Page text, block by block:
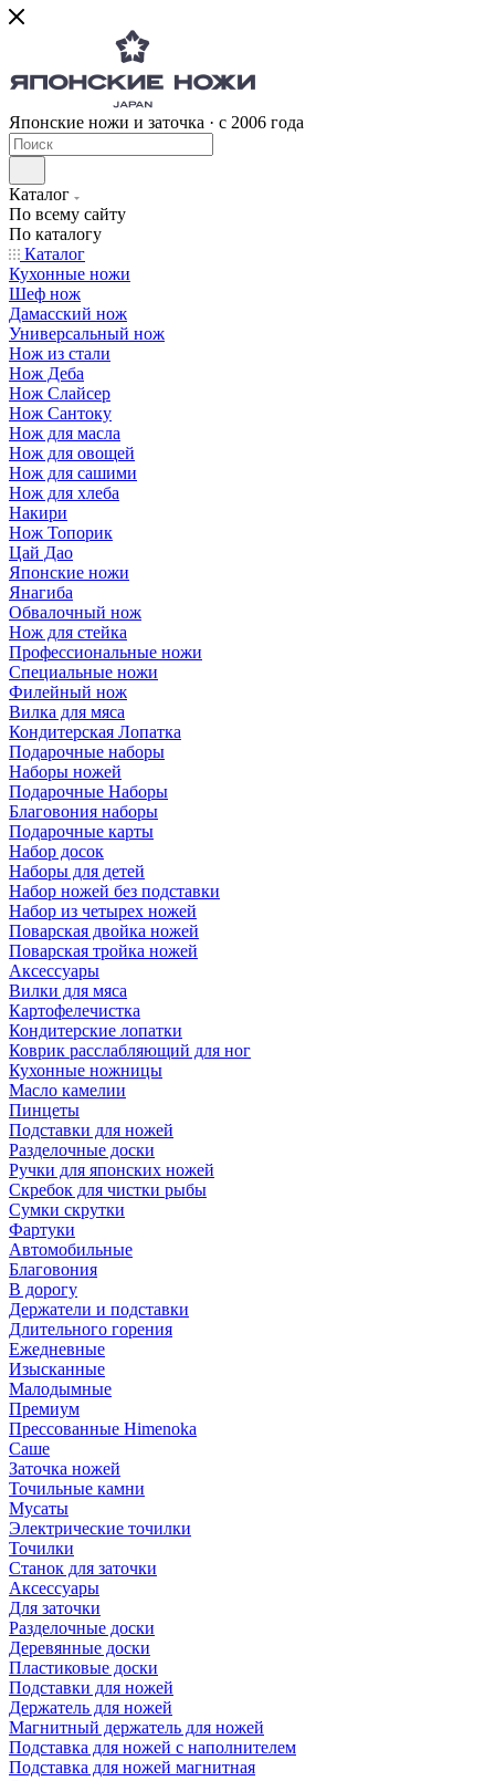
Японские ножи и заточка · с 2006 года
Каталог
По всему сайту
По каталогу
Каталог
Кухонные ножи
Шеф нож
Дамасский нож
Универсальный нож
Нож из стали
Нож Деба
Нож Слайсер
Нож Сантоку
Нож для масла
Нож для овощей
Нож для сашими
Нож для хлеба
Накири
Нож Топорик
Цай Дао
Японские ножи
Янагиба
Обвалочный нож
Нож для стейка
Профессиональные ножи
Специальные ножи
Филейный нож
Вилка для мяса
Кондитерская Лопатка
Подарочные наборы
Наборы ножей
Подарочные Наборы
Благовония наборы
Подарочные карты
Набор досок
Наборы для детей
Набор ножей без подставки
Набор из четырех ножей
Поварская двойка ножей
Поварская тройка ножей
Аксессуары
Вилки для мяса
Картофелечистка
Кондитерские лопатки
Коврик расслабляющий для ног
Кухонные ножницы
Масло камелии
Пинцеты
Подставки для ножей
Разделочные доски
Ручки для японских ножей
Скребок для чистки рыбы
Сумки скрутки
Фартуки
Автомобильные
Благовония
В дорогу
Держатели и подставки
Длительного горения
Ежедневные
Изысканные
Малодымные
Премиум
Прессованные Himenoka
Саше
Заточка ножей
Точильные камни
Мусаты
Электрические точилки
Точилки
Станок для заточки
Аксессуары
Для заточки
Разделочные доски
Деревянные доски
Пластиковые доски
Подставки для ножей
Держатель для ножей
Магнитный держатель для ножей
Подставка для ножей с наполнителем
Подставка для ножей магнитная